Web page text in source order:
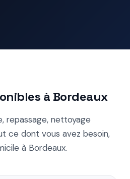
à Bordeaux
repassage, nettoyage
ce dont vous avez besoin,
à Bordeaux.